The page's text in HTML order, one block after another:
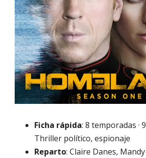
Ficha rápida: 8 temporadas ·
Thriller político, espionaje
Reparto: Claire Danes,